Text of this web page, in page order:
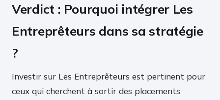
Verdict : Pourquoi intégrer Les
Entreprêteurs dans sa stratégie
?
Investir sur Les Entreprêteurs est pertinent pour
ceux qui cherchent à sortir des placements